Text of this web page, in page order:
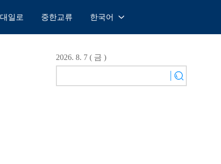
일로 중한교류 한국어
English
Español
2026. 8. 7 ( 금 )